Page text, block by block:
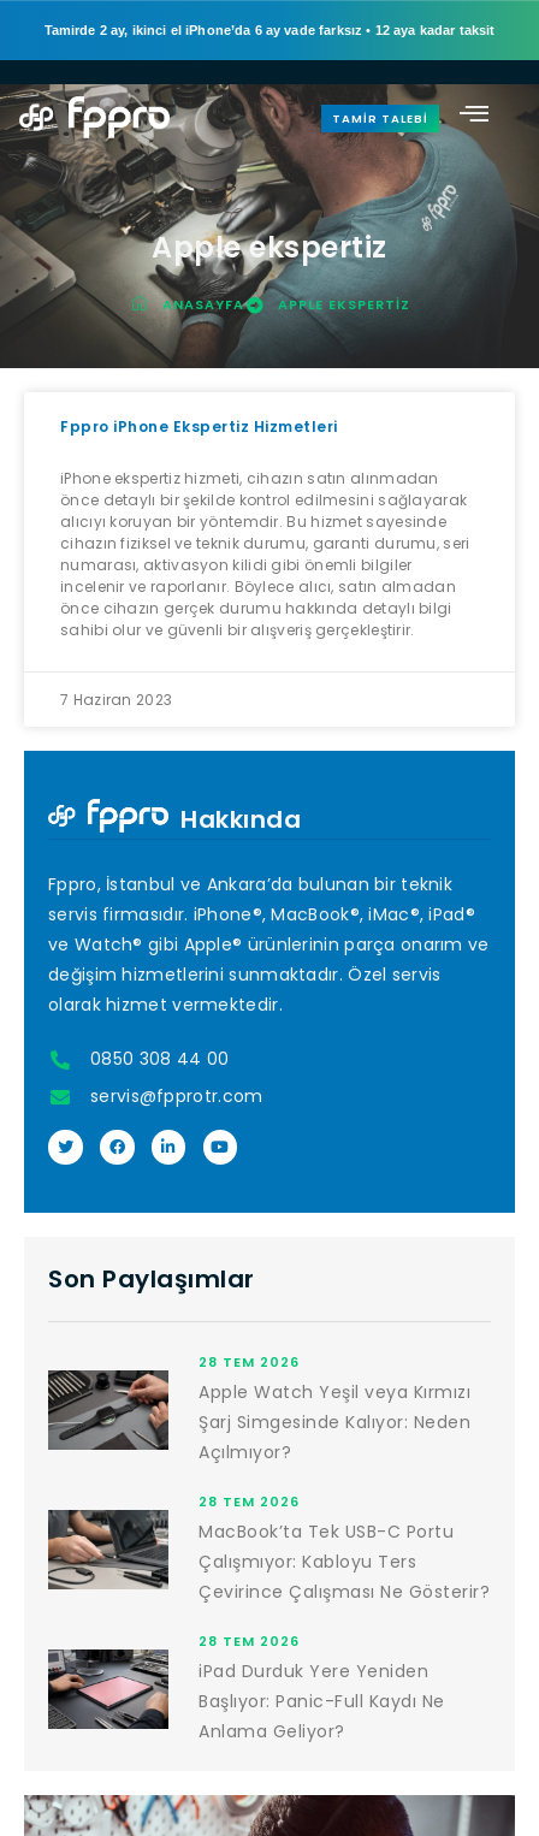
Tamirde 2 ay, ikinci el iPhone’da 6 ay vade farksız • 12 aya kadar taksit
TAMIR TALEBI
Apple ekspertiz
ANASAYFA APPLE EKSPERTIZ
Fppro iPhone Ekspertiz Hizmetleri
iPhone ekspertiz hizmeti, cihazın satın alınmadan
önce detaylı bir şekilde kontrol edilmesini sağlayarak
alıcıyı koruyan bir yöntemdir. Bu hizmet sayesinde
cihazın fiziksel ve teknik durumu, garanti durumu, seri
numarası, aktivasyon kilidi gibi önemli bilgiler
incelenir ve raporlanır. Böylece alıcı, satın almadan
önce cihazın gerçek durumu hakkında detaylı bilgi
sahibi olur ve güvenli bir alışveriş gerçekleştirir.
7 Haziran 2023
Hakkında
Fppro, İstanbul ve Ankara’da bulunan bir teknik
servis firmasıdır. iPhone®, MacBook®, iMac®, iPad®
ve Watch® gibi Apple® ürünlerinin parça onarım ve
değişim hizmetlerini sunmaktadır. Özel servis
olarak hizmet vermektedir.
0850 308 44 00
servis@fpprotr.com
Son Paylaşımlar
28 TEM 2026
Apple Watch Yeşil veya Kırmızı
Şarj Simgesinde Kalıyor: Neden
Açılmıyor?
28 TEM 2026
MacBook’ta Tek USB-C Portu
Çalışmıyor: Kabloyu Ters
Çevirince Çalışması Ne Gösterir?
28 TEM 2026
iPad Durduk Yere Yeniden
Başlıyor: Panic-Full Kaydı Ne
Anlama Geliyor?